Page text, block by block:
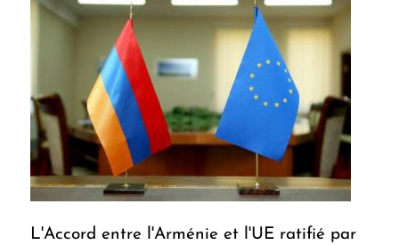
L'Accord entre l'Arménie et l'UE ratifié par